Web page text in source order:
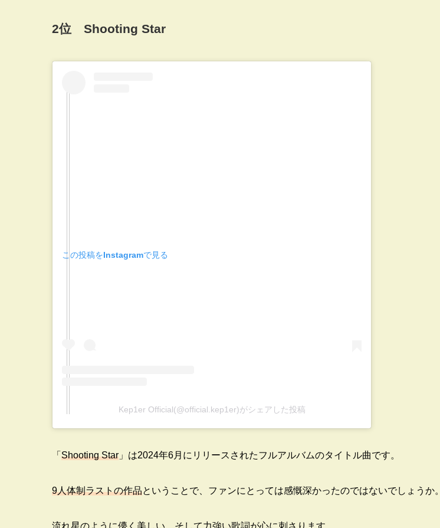
2位 Shooting Star
この投稿をInstagramで見る
Kep1er Official(@official.kep1er)がシェアした投稿
「 Shooting Star 」は2024年6月にリリースされたフルアルバムのタイトル曲です。
9人体制ラストの作品ということで、ファンにとっては感慨深かったのではないでしょうか。
流れ星のように儚く美しい、そして力強い歌詞が心に刺さります。